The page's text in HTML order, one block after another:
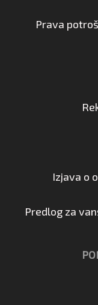
Prava
Izjava o
Predlog za